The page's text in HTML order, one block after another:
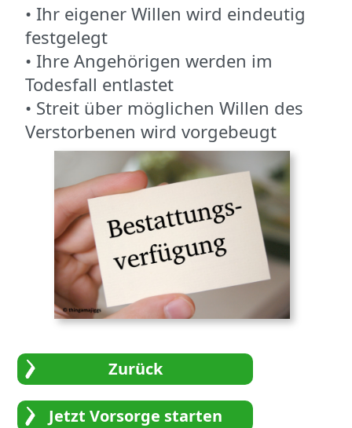
• Ihr eigener Willen wird eindeutig
festgelegt
• Ihre Angehörigen werden im
Todesfall entlastet
• Streit über möglichen Willen des
Verstorbenen wird vorgebeugt
Zurück
Jetzt Vorsorge starten